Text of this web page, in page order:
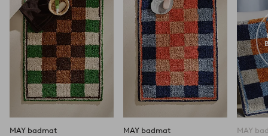
MAY badmat
MAY badmat
MAY